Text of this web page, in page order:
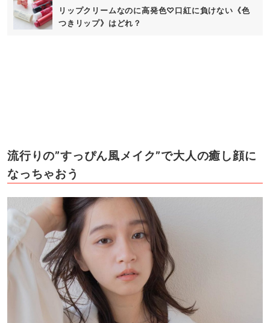
リップクリームなのに高発色♡口紅に負けない《色
つきリップ》はどれ？
流行りの”すっぴん風メイク”で大人の癒し顔に
なっちゃおう